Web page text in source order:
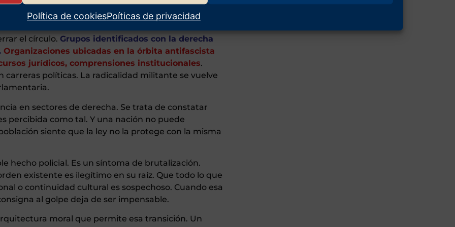
Política de cookiesPoíticas de privacidad
barbarie y golpes que se explican por el contexto.
Un privilegio rojo.
el círculo. Grupos identificados con la derecha
Organizaciones ubicadas en la órbita antifascista
jurídicos, comprensiones institucionales.
carreras políticas. La radicalidad militante se vuelve
en sectores de derecha. Se trata de constatar
percibida como tal. Y una nación no puede
siente que la ley no la protege con la misma
hecho policial. Es un síntoma de brutalización.
existente es ilegítimo en su raíz. Que todo lo que
o continuidad cultural es sospechoso. Cuando esa
al golpe deja de ser impensable.
moral que permite esa transición. Un